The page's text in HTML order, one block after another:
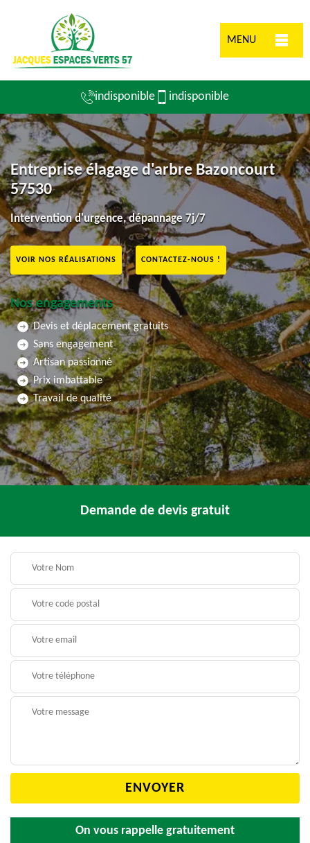
MENU
indisponible indisponible
Entreprise élagage d'arbre Bazoncourt
57530
Intervention d'urgence, dépannage 7j/7
VOIR NOS RÉALISATIONS CONTACTEZ-NOUS !
Nos engagements
Devis et déplacement gratuits
Sans engagement
Artisan passionné
Prix imbattable
Travail de qualité
Demande de devis gratuit
On vous rappelle gratuitement